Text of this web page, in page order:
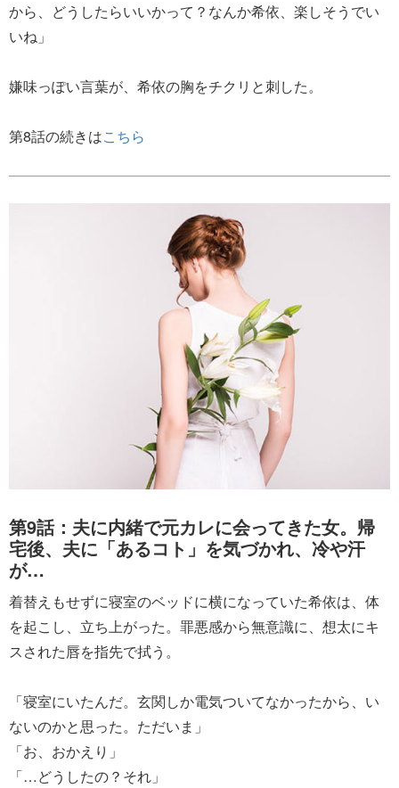
から、どうしたらいいかって？なんか希依、楽しそうでい
いね」
嫌味っぽい言葉が、希依の胸をチクリと刺した。
第8話の続きはこちら
第9話：夫に内緒で元カレに会ってきた女。帰
宅後、夫に「あるコト」を気づかれ、冷や汗
が…
着替えもせずに寝室のベッドに横になっていた希依は、体
を起こし、立ち上がった。罪悪感から無意識に、想太にキ
スされた唇を指先で拭う。
「寝室にいたんだ。玄関しか電気ついてなかったから、い
ないのかと思った。ただいま」
「お、おかえり」
「…どうしたの？それ」